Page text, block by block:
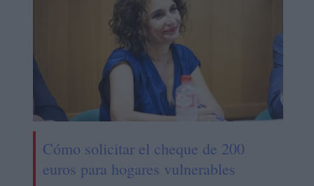
Cómo solicitar el cheque de 200
euros para hogares vulnerables